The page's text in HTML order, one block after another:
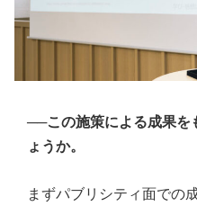
──この施策による成果を
ょうか。
まずパブリシティ面での